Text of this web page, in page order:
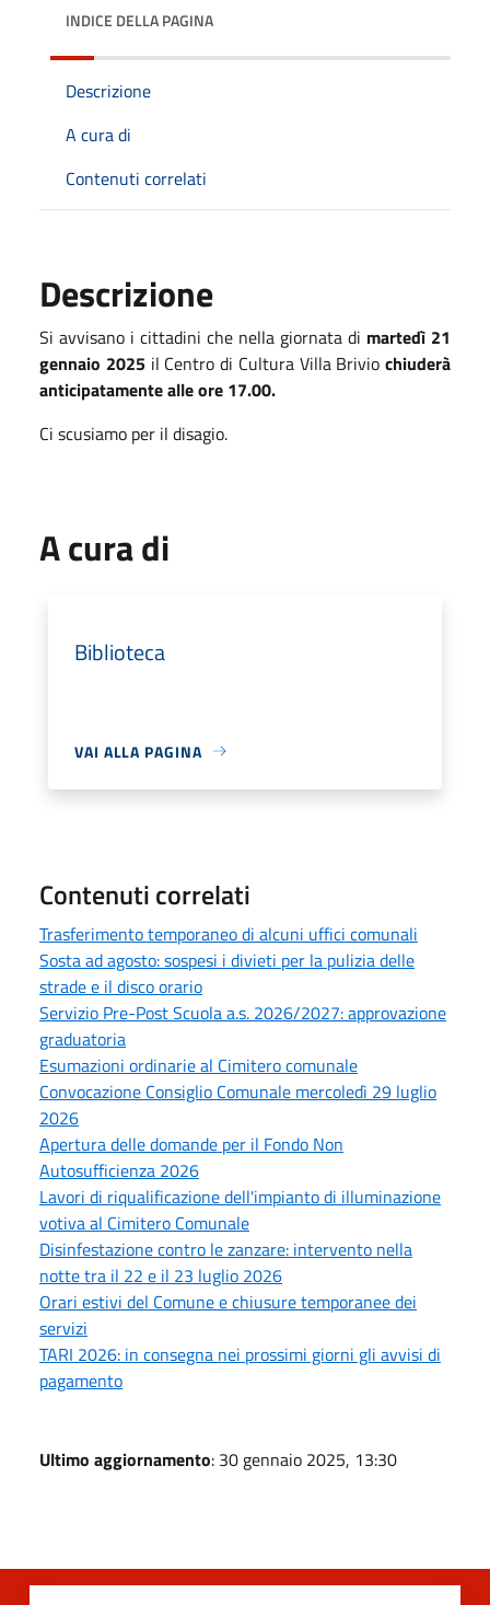
INDICE DELLA PAGINA
Descrizione
A cura di
Contenuti correlati
Descrizione
Si avvisano i cittadini che nella giornata di martedì 21
gennaio 2025 il Centro di Cultura Villa Brivio chiuderà
anticipatamente alle ore 17.00.
Ci scusiamo per il disagio.
A cura di
Biblioteca
VAI ALLA PAGINA
Contenuti correlati
Trasferimento temporaneo di alcuni uffici comunali
Sosta ad agosto: sospesi i divieti per la pulizia delle
strade e il disco orario
Servizio Pre-Post Scuola a.s. 2026/2027: approvazione
graduatoria
Esumazioni ordinarie al Cimitero comunale
Convocazione Consiglio Comunale mercoledì 29 luglio
2026
Apertura delle domande per il Fondo Non
Autosufficienza 2026
Lavori di riqualificazione dell'impianto di illuminazione
votiva al Cimitero Comunale
Disinfestazione contro le zanzare: intervento nella
notte tra il 22 e il 23 luglio 2026
Orari estivi del Comune e chiusure temporanee dei
servizi
TARI 2026: in consegna nei prossimi giorni gli avvisi di
pagamento
Ultimo aggiornamento: 30 gennaio 2025, 13:30